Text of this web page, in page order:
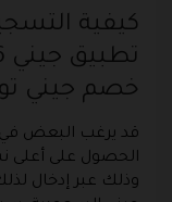
كيفية
خصم جيني
قد يرغب البعض في
الحصول على أعلى